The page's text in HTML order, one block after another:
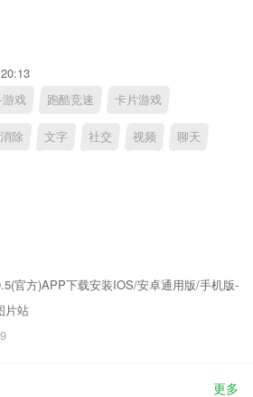
戏 跑酷竞速 卡片游戏
消除 文字 社交 视频 聊天
官方)APP下载安装IOS/安卓通用版/手机版-
片站
更多